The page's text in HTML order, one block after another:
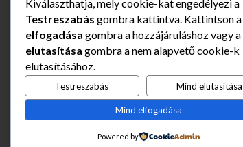
kommunikacio@galaktika.hu
Adószám: 14051212-2-13
Cégjegyzékszám: 13-09-
134615
Kiválaszthatja, mely cookie-kat engedélyezi a
Testreszabás gombra kattintva. Kattintson a
elfogadása gombra a hozzájáruláshoz vagy a
elutasítása gombra a nem alapvető cookie-k
elutasításához.
Testreszabás Mind elutasítása
Mind elfogadása
Powered by